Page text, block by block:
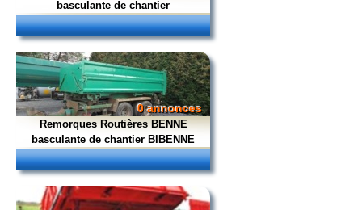
basculante de chantier
0 annonces
Remorques Routières BENNE
basculante de chantier BIBENNE